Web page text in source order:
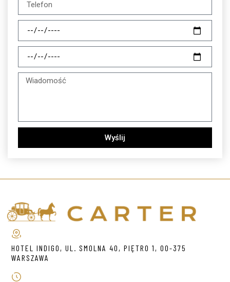
Wyślij
HOTEL INDIGO, UL. SMOLNA 40, PIĘTRO 1, 00-375
WARSZAWA